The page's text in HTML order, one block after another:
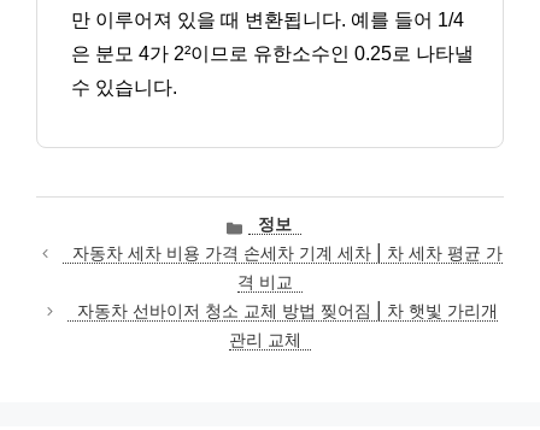
만 이루어져 있을 때 변환됩니다. 예를 들어 1/4
은 분모 4가 2²이므로 유한소수인 0.25로 나타낼
수 있습니다.
카
테
고
리
정보
자동차 세차 비용 가격 손세차 기계 세차 | 차 세차 평균 가
격 비교
자동차 선바이저 청소 교체 방법 찢어짐 | 차 햇빛 가리개
관리 교체